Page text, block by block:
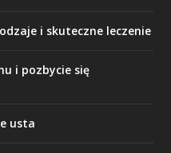
i skuteczne leczenie
i pozbycie się
usta